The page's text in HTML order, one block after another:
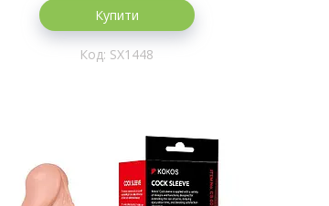
Купити
SX1448